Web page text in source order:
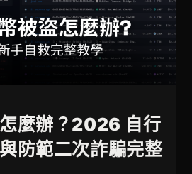
麼辦？2026 自行
防範二次詐騙完整